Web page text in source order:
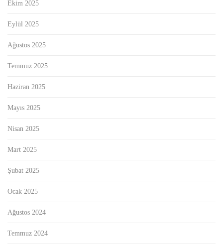
Ekim 2025
Eylül 2025
Ağustos 2025
Temmuz 2025
Haziran 2025
Mayıs 2025
Nisan 2025
Mart 2025
Şubat 2025
Ocak 2025
Ağustos 2024
Temmuz 2024